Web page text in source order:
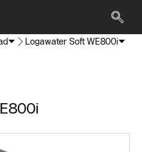
Logawater Soft WE800i